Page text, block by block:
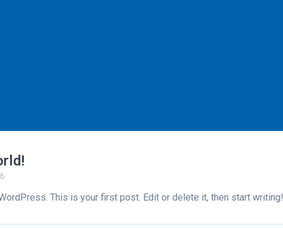
This is your first post. Edit or delete it, then start writing!